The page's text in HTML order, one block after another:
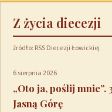
Z życia diecezji
źródło: RSS Diecezji Łowickiej
6 sierpnia 2026
„Oto ja, poślij mnie”.
Jasną Górę